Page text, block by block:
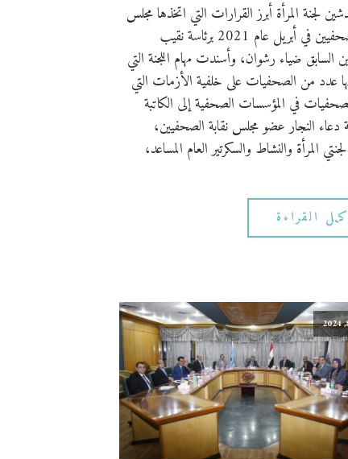
لجنة المرأة أبرز القرارات التي اتخذها مجلس
نقابة الصحفيين في أبريل عام 2021 برئاسة نقيب
السابق ضياء رشوان، وأسندت مهام اللجنة التي
عدد من الصحفيات على خلفية الأزمات التي
في المؤسسات الصحفية إلى الكاتبة
دعاء النجار عضو مجلس نقابة الصحفيين،
المرأة والنشاط والسكرتير العام المساعد،
القراءة